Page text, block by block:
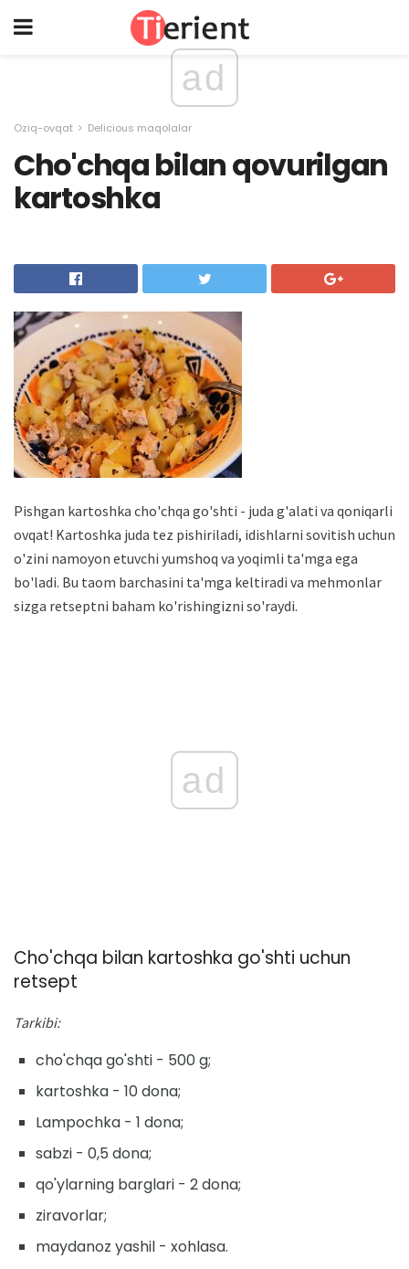
ad
Oziq-ovqat Delicious maqolalar
Cho'chqa bilan qovurilgan
kartoshka
Pishgan kartoshka cho'chqa go'shti - juda g'alati va qoniqarli
ovqat! Kartoshka juda tez pishiriladi, idishlarni sovitish uchun
o'zini namoyon etuvchi yumshoq va yoqimli ta'mga ega
bo'ladi. Bu taom barchasini ta'mga keltiradi va mehmonlar
sizga retseptni baham ko'rishingizni so'raydi.
ad
Cho'chqa bilan kartoshka go'shti uchun
retsept
Tarkibi:
cho'chqa go'shti - 500 g;
kartoshka - 10 dona;
Lampochka - 1 dona;
sabzi - 0,5 dona;
qo'ylarning barglari - 2 dona;
ziravorlar;
maydanoz yashil - xohlasa.